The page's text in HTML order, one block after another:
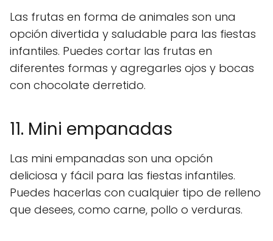
Las frutas en forma de animales son una
opción divertida y saludable para las fiestas
infantiles. Puedes cortar las frutas en
diferentes formas y agregarles ojos y bocas
con chocolate derretido.
11. Mini empanadas
Las mini empanadas son una opción
deliciosa y fácil para las fiestas infantiles.
Puedes hacerlas con cualquier tipo de relleno
que desees, como carne, pollo o verduras.